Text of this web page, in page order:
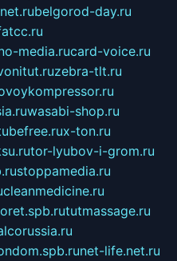
belgorod-day.ru
media.rucard-voice.ru
zebra-tlt.ru
wasabi-shop.ru
x-ton.ru
tor-lyubov-i-grom.ru
stoppamedia.ru
cleanmedicine.ru
tutmassage.ru
net-life.net.ru